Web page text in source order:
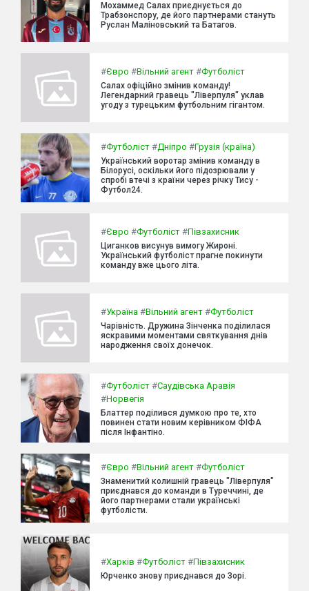
Мохаммед Салах приєднується до
Трабзонспору, де його партнерами стануть
Руслан Маліновський та Батагов.
#Євро #Вільний агент #Футболіст
Салах офіційно змінив команду!
Легендарний гравець "Ліверпуля" уклав
угоду з турецьким футбольним гігантом.
#Футболіст #Дніпро #Грузія (країна)
Український воротар змінив команду в
Білорусі, оскільки його підозрювали у
спробі втечі з країни через річку Тису -
Футбол24.
#Євро #Футболіст #Півзахисник
Циганков висунув вимогу Жироні.
Український футболіст прагне покинути
команду вже цього літа.
#Україна #Вільний агент #Футболіст
Чарівність. Дружина Зінченка поділилася
яскравими моментами святкування днів
народження своїх донечок.
#Футболіст #Саудівська Аравія
#Норвегія
Блаттер поділився думкою про те, хто
повинен стати новим керівником ФІФА
після Інфантіно.
#Євро #Вільний агент #Футболіст
Знаменитий колишній гравець "Ліверпуля"
приєднався до команди в Туреччині, де
його партнерами стали українські
футболісти.
#Харків #Футболіст #Півзахисник
Юрченко знову приєднався до Зорі.